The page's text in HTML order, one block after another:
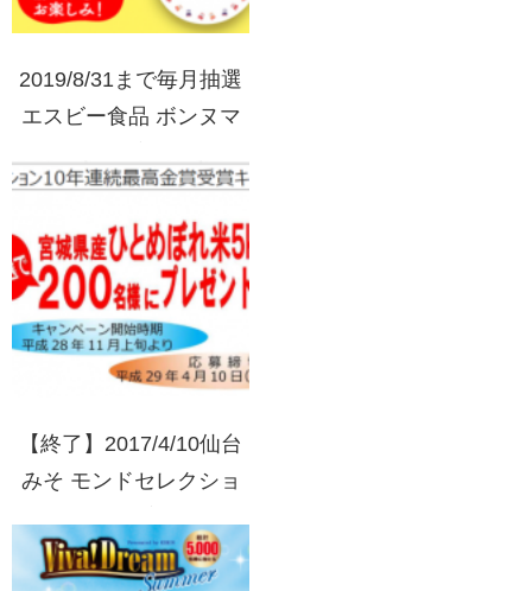
2019/8/31まで毎月抽選
エスビー食品 ボンヌマ
100名様にボンヌママン
皿あたる！
【終了】2017/4/10仙台
みそ モンドセレクショ
キャンペーン